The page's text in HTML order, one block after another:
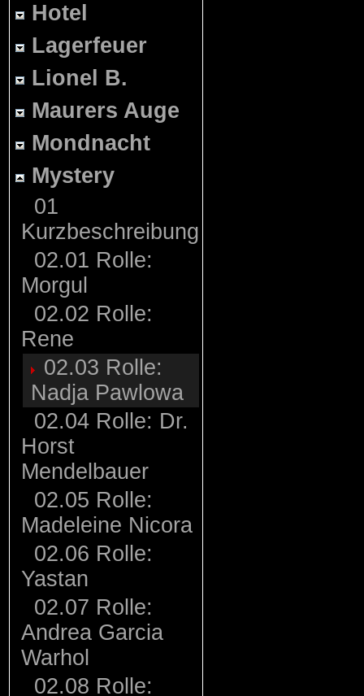
Hotel
Lagerfeuer
Lionel B.
Maurers Auge
Mondnacht
Mystery
01
Kurzbeschreibung
02.01 Rolle:
Morgul
02.02 Rolle:
Rene
02.03 Rolle:
Nadja Pawlowa
02.04 Rolle: Dr.
Horst
Mendelbauer
02.05 Rolle:
Madeleine Nicora
02.06 Rolle:
Yastan
02.07 Rolle:
Andrea Garcia
Warhol
02.08 Rolle: